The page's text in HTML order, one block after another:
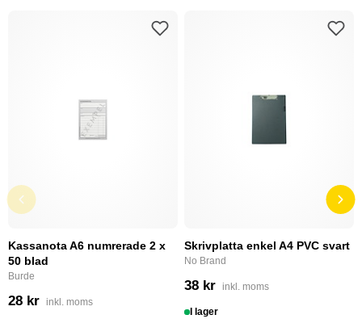
Kassanota A6 numrerade 2 x
50 blad
Burde
28 kr inkl. moms
Skrivplatta enkel A4 PVC svart
No Brand
38 kr inkl. moms
I lager